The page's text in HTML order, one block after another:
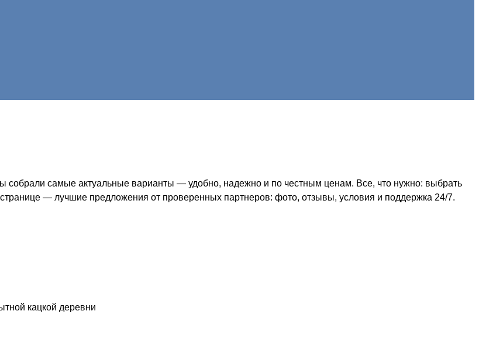
собрали самые актуальные варианты — удобно, надежно и по честным ценам. Все, что нужно: выбрать
странице — лучшие предложения от проверенных партнеров: фото, отзывы, условия и поддержка 24/7.
кацкой деревни